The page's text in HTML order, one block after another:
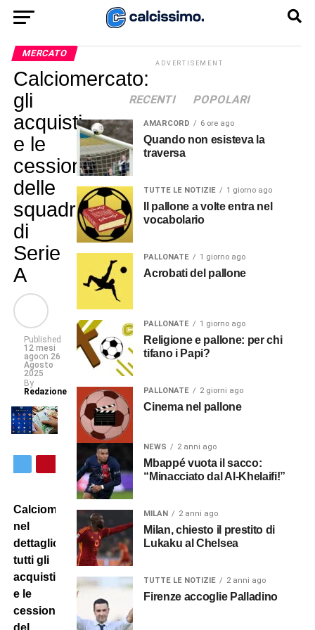
MERCATO
Calciomercato:
gli
acquisti
e le
cessioni
delle
squadre
di
Serie
A
Published
12 mesi
agoon 26
Agosto
2025
By
Redazione
Calciomercato
nel
dettaglio:
tutti gli
acquisti
e le
cessioni
ADVERTISEMENT
RECENTI POPOLARI
AMARCORD 6 ore ago
Quando non esisteva la
traversa
TUTTE LE NOTIZIE 1 giorno ago
Il pallone a volte entra nel
vocabolario
PALLONATE 1 giorno ago
Acrobati del pallone
PALLONATE 1 giorno ago
Religione e pallone: per chi
tifano i Papi?
PALLONATE 2 giorni ago
Cinema nel pallone
NEWS 2 anni ago
Mbappé vuota il sacco:
“Minacciato dal Al-Khelaifi!”
MILAN 2 anni ago
Milan, chiesto il prestito di
Lukaku al Chelsea
TUTTE LE NOTIZIE 2 anni ago
Firenze accoglie Palladino